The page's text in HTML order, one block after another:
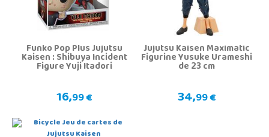
Funko Pop Plus Jujutsu
Kaisen : Shibuya Incident
Figure Yuji Itadori
16,99 €
Jujutsu Kaisen Maximatic
Figurine Yusuke Urameshi
de 23 cm
34,99 €